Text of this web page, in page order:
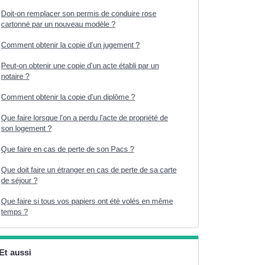
Doit-on remplacer son permis de conduire rose
cartonné par un nouveau modèle ?
Comment obtenir la copie d'un jugement ?
Peut-on obtenir une copie d'un acte établi par un
notaire ?
Comment obtenir la copie d'un diplôme ?
Que faire lorsque l'on a perdu l'acte de propriété de
son logement ?
Que faire en cas de perte de son Pacs ?
Que doit faire un étranger en cas de perte de sa carte
de séjour ?
Que faire si tous vos papiers ont été volés en même
temps ?
Et aussi